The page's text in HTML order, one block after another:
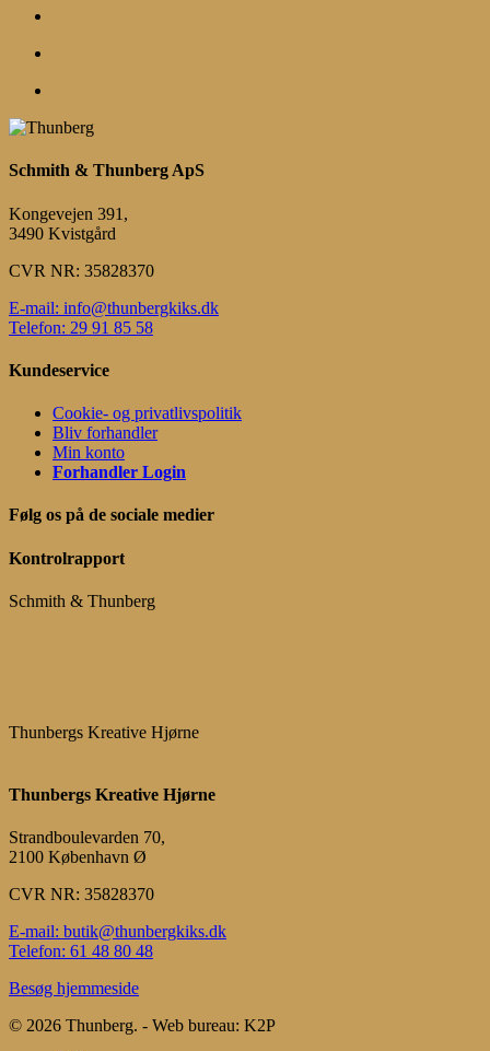
Schmith & Thunberg ApS
Kongevejen 391,
3490 Kvistgård
CVR NR: 35828370
E-mail: info@thunbergkiks.dk
Telefon: 29 91 85 58
Kundeservice
Cookie- og privatlivspolitik
Bliv forhandler
Min konto
Forhandler Login
Følg os på de sociale medier
Kontrolrapport
Schmith & Thunberg
Thunbergs Kreative Hjørne
Thunbergs Kreative Hjørne
Strandboulevarden 70,
2100 København Ø
CVR NR: 35828370
E-mail: butik@thunbergkiks.dk
Telefon: 61 48 80 48
Besøg hjemmeside
© 2026 Thunberg. - Web bureau: K2P